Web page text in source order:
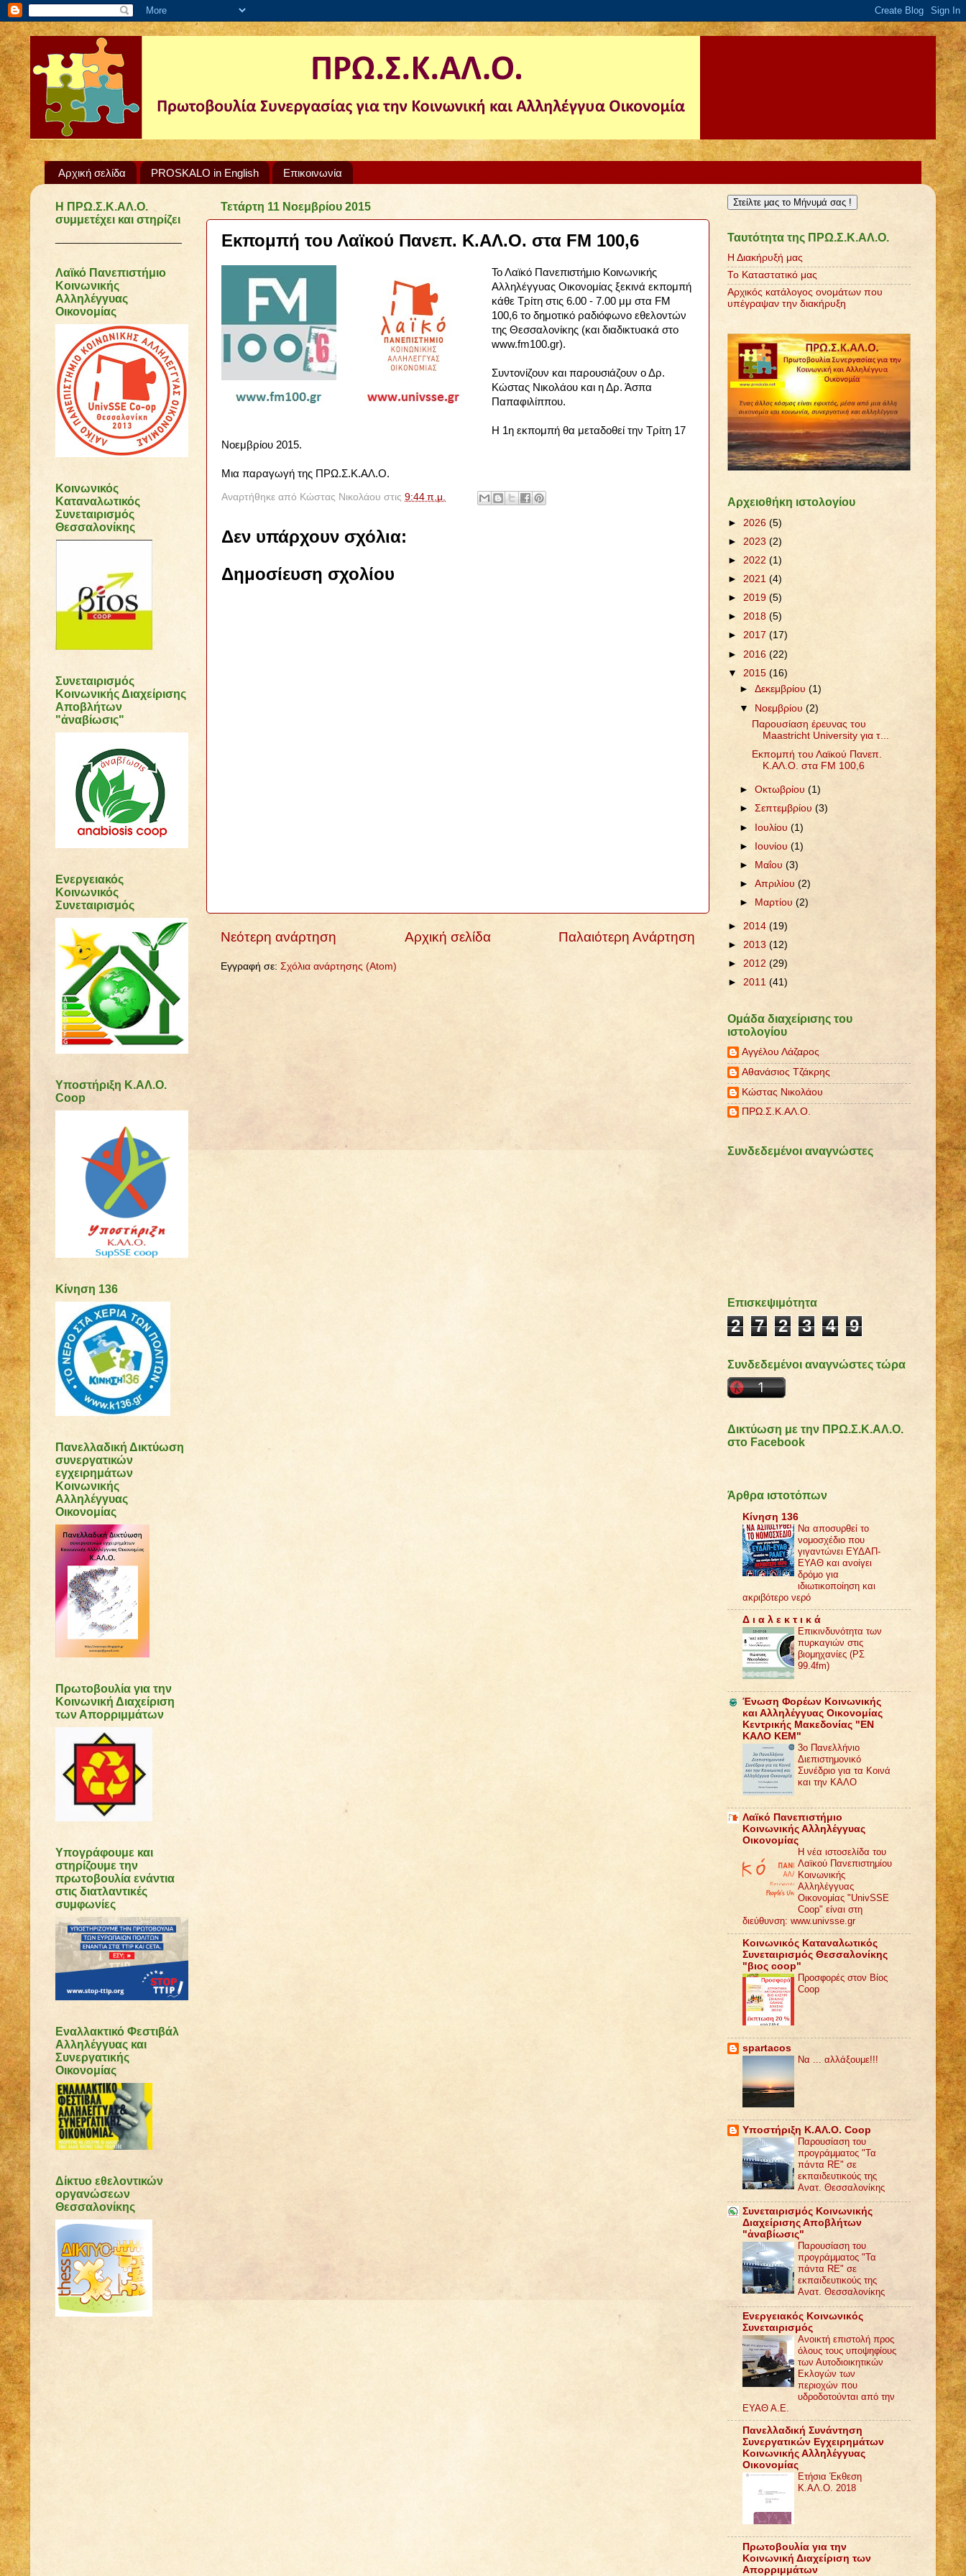
Αρχική σελίδα PROSKALO in English Επικοινωνία
Τετάρτη 11 Νοεμβρίου 2015
Εκπομπή του Λαϊκού Πανεπ. Κ.ΑΛ.Ο. στα FM 100,6
Το Λαϊκό Πανεπιστήμιο Κοινωνικής
Αλληλέγγυας Οικονομίας ξεκινά εκπομπή
κάθε Τρίτη στις 6.00 - 7.00 μμ στα FM
100,6 το δημοτικό ραδιόφωνο εθελοντών
της Θεσσαλονίκης (και διαδικτυακά στο
www.fm100.gr).
Συντονίζουν και παρουσιάζουν ο Δρ.
Κώστας Νικολάου και η Δρ. Άσπα
Παπαφιλίππου.
Η 1η εκπομπή θα μεταδοθεί την Τρίτη 17
Νοεμβρίου 2015.
Μια παραγωγή της ΠΡΩ.Σ.Κ.ΑΛ.Ο.
Αναρτήθηκε από Κώστας Νικολάου στις 9:44 π.μ.
Δεν υπάρχουν σχόλια:
Δημοσίευση σχολίου
Νεότερη ανάρτηση Παλαιότερη Ανάρτηση
Αρχική σελίδα
Εγγραφή σε: Σχόλια ανάρτησης (Atom)
Η ΠΡΩ.Σ.Κ.ΑΛ.Ο.
συμμετέχει και στηρίζει
Λαϊκό Πανεπιστήμιο
Κοινωνικής
Αλληλέγγυας
Οικονομίας
Κοινωνικός
Καταναλωτικός
Συνεταιρισμός
Θεσσαλονίκης
Συνεταιρισμός
Κοινωνικής Διαχείρισης
Αποβλήτων
"ἀναβίωσις"
Ενεργειακός
Κοινωνικός
Συνεταιρισμός
Υποστήριξη Κ.ΑΛ.Ο.
Coop
Κίνηση 136
Πανελλαδική Δικτύωση
συνεργατικών
εγχειρημάτων
Κοινωνικής
Αλληλέγγυας
Οικονομίας
Πρωτοβουλία για την
Κοινωνική Διαχείριση
των Απορριμμάτων
Υπογράφουμε και
στηρίζουμε την
πρωτοβουλία ενάντια
στις διατλαντικές
συμφωνίες
Εναλλακτικό Φεστιβάλ
Αλληλέγγυας και
Συνεργατικής
Οικονομίας
Δίκτυο εθελοντικών
οργανώσεων
Θεσσαλονίκης
Στείλτε μας το Μήνυμά σας !
Ταυτότητα της ΠΡΩ.Σ.Κ.ΑΛ.Ο.
Η Διακήρυξή μας
Το Καταστατικό μας
Αρχικός κατάλογος ονομάτων που
υπέγραψαν την διακήρυξη
Αρχειοθήκη ιστολογίου
► 2026 (5)
► 2023 (2)
► 2022 (1)
► 2021 (4)
► 2019 (5)
► 2018 (5)
► 2017 (17)
► 2016 (22)
▼ 2015 (16)
►Δεκεμβρίου(1)
▼ Νοεμβρίου(2)
Παρουσίαση έρευνας του
Maastricht University για τ...
Εκπομπή του Λαϊκού Πανεπ.
Κ.ΑΛ.Ο. στα FM 100,6
►Οκτωβρίου(1)
►Σεπτεμβρίου(3)
► Ιουλίου(1)
► Ιουνίου(1)
►
Μαΐου(3)
►Απριλίου(2)
►
Μαρτίου(2)
► 2014 (19)
► 2013 (12)
► 2012 (29)
► 2011 (41)
Ομάδα διαχείρισης του
ιστολογίου
Αγγέλου Λάζαρος
Αθανάσιος Τζάκρης
Κώστας Νικολάου
ΠΡΩ.Σ.Κ.ΑΛ.Ο.
Συνδεδεμένοι αναγνώστες
Επισκεψιμότητα
2 7 2 3 4 9
Συνδεδεμένοι αναγνώστες τώρα
Δικτύωση με την ΠΡΩ.Σ.Κ.ΑΛ.Ο.
στο Facebook
Άρθρα ιστοτόπων
Κίνηση 136
Να αποσυρθεί το
νομοσχέδιο που
γιγαντώνει ΕΥΔΑΠ-
ΕΥΑΘ και ανοίγει
δρόμο για
ιδιωτικοποίηση και
ακριβότερο νερό
Δ ι α λ ε κ τ ι κ ά
Επικινδυνότητα των
πυρκαγιών στις
βιομηχανίες (ΡΣ
99.4fm)
Ένωση Φορέων Κοινωνικής
και Αλληλέγγυας Οικονομίας
Κεντρικής Μακεδονίας "ΕΝ
ΚΑΛΟ ΚΕΜ"
3ο Πανελλήνιο
Διεπιστημονικό
Συνέδριο για τα Κοινά
και την ΚΑΛΟ
Λαϊκό Πανεπιστήμιο
Κοινωνικής Αλληλέγγυας
Οικονομίας
Η νέα ιστοσελίδα του
Λαϊκού Πανεπιστημίου
Κοινωνικής
Αλληλέγγυας
Οικονομίας "UnivSSE
Coop" είναι στη
διεύθυνση: www.univsse.gr
Κοινωνικός Καταναλωτικός
Συνεταιρισμός Θεσσαλονίκης
"βιος coop"
Προσφορές στον Βίος
Coop
spartacos
Να ... αλλάξουμε!!!
Υποστήριξη Κ.ΑΛ.Ο. Coop
Παρουσίαση του
προγράμματος "Τα
πάντα RE" σε
εκπαιδευτικούς της
Ανατ. Θεσσαλονίκης
Συνεταιρισμός Κοινωνικής
Διαχείρισης Αποβλήτων
"ἀναβίωσις"
Παρουσίαση του
προγράμματος "Τα
πάντα RE" σε
εκπαιδευτικούς της
Ανατ. Θεσσαλονίκης
Ενεργειακός Κοινωνικός
Συνεταιρισμός
Ανοικτή επιστολή προς
όλους τους υποψηφίους
των Αυτοδιοικητικών
Εκλογών των
περιοχών που
υδροδοτούνται από την
ΕΥΑΘ Α.Ε.
Πανελλαδική Συνάντηση
Συνεργατικών Εγχειρημάτων
Κοινωνικής Αλληλέγγυας
Οικονομίας
Ετήσια Έκθεση
Κ.ΑΛ.Ο. 2018
Πρωτοβουλία για την
Κοινωνική Διαχείριση των
Απορριμμάτων